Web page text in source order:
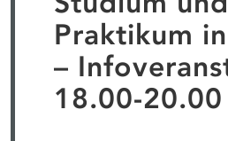
Praktikum
–
18.00-